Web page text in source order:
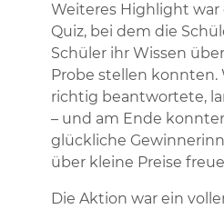
Weiteres Highlight war
Quiz, bei dem die
Schüler ihr Wissen
Probe stellen konnten.
richtig beantwortete,
– und am Ende
glückliche
über kleine Preise
Die Aktion war ein